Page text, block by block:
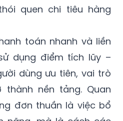
quen chi tiêu hàng
toán nhanh và liền
dụng điểm tích lũy –
dùng ưu tiên, vai trò
nền tảng. Quan
đơn thuần là việc bổ